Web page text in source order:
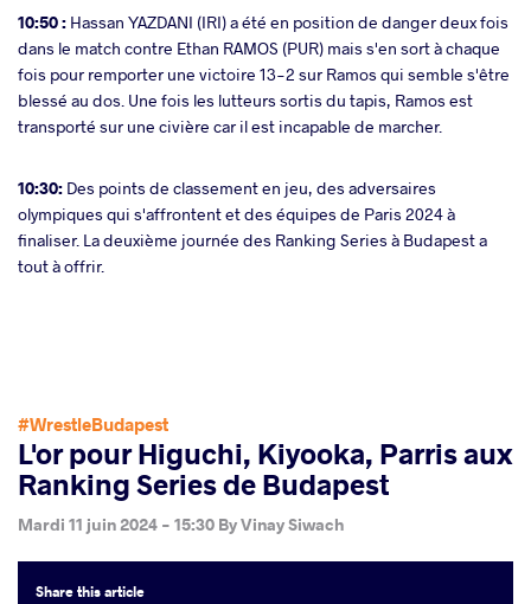
10:50 : Hassan YAZDANI (IRI) a été en position de danger deux fois
dans le match contre Ethan RAMOS (PUR) mais s'en sort à chaque
fois pour remporter une victoire 13-2 sur Ramos qui semble s'être
blessé au dos. Une fois les lutteurs sortis du tapis, Ramos est
transporté sur une civière car il est incapable de marcher.
10:30: Des points de classement en jeu, des adversaires
olympiques qui s'affrontent et des équipes de Paris 2024 à
finaliser. La deuxième journée des Ranking Series à Budapest a
tout à offrir.
#WrestleBudapest
L'or pour Higuchi, Kiyooka, Parris aux
Ranking Series de Budapest
Mardi 11 juin 2024 - 15:30 ByVinay Siwach
Sharethis article